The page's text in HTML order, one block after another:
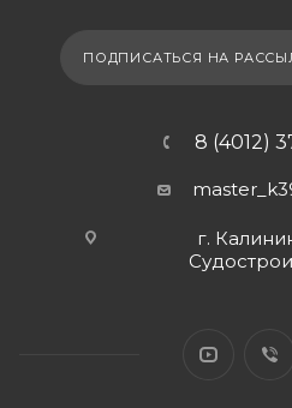
ПОДПИСАТЬСЯ НА
8 (4012)
г.